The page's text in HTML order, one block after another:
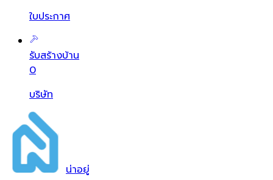
ใบประกาศ
รับสร้างบ้าน
0
บริษัท
น่าอยู่